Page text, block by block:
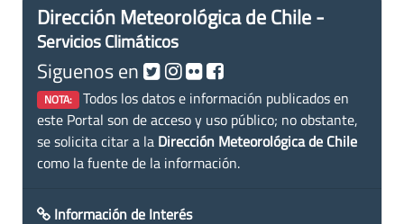
Dirección Meteorológica de Chile -
Servicios Climáticos
Siguenos en
NOTA: Todos los datos e información publicados en
este Portal son de acceso y uso público; no obstante,
se solicita citar a la Dirección Meteorológica de Chile
como la fuente de la información.
Información de Interés